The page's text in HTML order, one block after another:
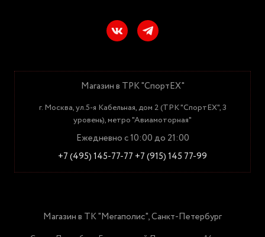
Магазин в ТРК "СпортЕХ"
г. Москва, ул.5-я Кабельная, дом 2 (ТРК "СпортЕХ", 3
уровень), метро "Авиамоторная"
Ежедневно с 10:00 до 21:00
+7 (495) 145-77-77 +7 (915) 145 77-99
Магазин в ТК "Мегаполис", Санкт-Петербург